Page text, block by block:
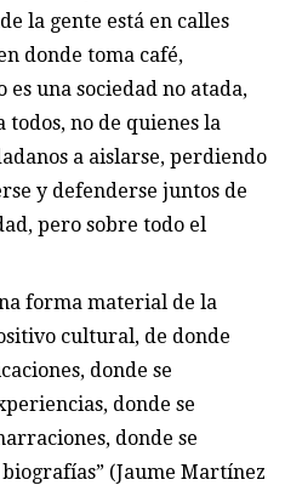
la gente está en calles
donde toma café,
una sociedad no atada,
todos, no de quienes la
a aislarse, perdiendo
y defenderse juntos de
pero sobre todo el
forma material de la
cultural, de donde
donde se
donde se
donde se
(Jaume Martínez